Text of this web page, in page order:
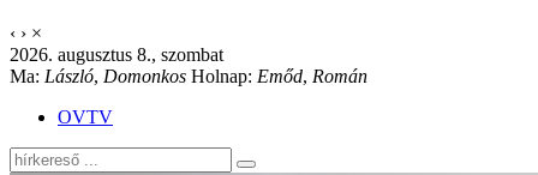
‹ › ×
2026. augusztus 8., szombat
Ma: László, Domonkos Holnap: Emőd, Román
OVTV